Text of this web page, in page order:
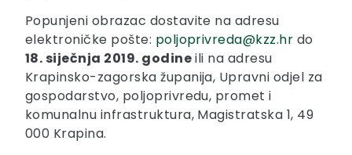
Popunjeni obrazac dostavite na adresu
elektroničke pošte: poljoprivreda@kzz.hr do
18. siječnja 2019. godineili na adresu
Krapinsko-zagorska županija, Upravni odjel za
gospodarstvo, poljoprivredu, promet i
komunalnu infrastruktura, Magistratska 1, 49
000 Krapina.